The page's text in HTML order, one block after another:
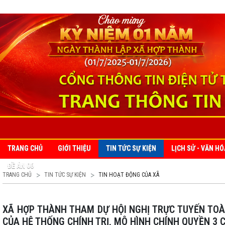
TRANG CHỦ GIỚI THIỆU TIN TỨC SỰ KIỆN LỊCH SỬ - VĂN
ĐỀ ÁN 06
TRANG CHỦ TIN TỨC SỰ KIỆN TIN HOẠT ĐỘNG CỦA XÃ
XÃ HỢP THÀNH THAM DỰ HỘI NGHỊ TRỰC TUYẾN TOÀN QUỐC SƠ KẾT 1 NĂM VẬN HÀNH MÔ HÌNH TỔ CHỨC TỔNG THỂ
CỦA HỆ THỐNG CHÍNH TRỊ, MÔ HÌNH CHÍNH QUYỀN 3